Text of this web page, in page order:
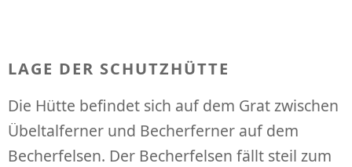
LAGE DER SCHUTZHÜTTE
Die Hütte befindet sich auf dem Grat zwischen
Übeltalferner und Becherferner auf dem
Becherfelsen. Der Becherfelsen fällt steil zum